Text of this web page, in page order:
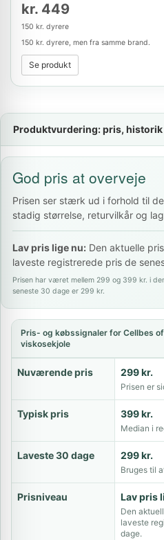
kr. 449
150 kr. dyrere
150 kr. dyrere, men fra samme brand.
Se produkt
Produktvurdering: pris,
God pris at overveje
Prisen ser stærk ud i forhold til
stadig størrelse, returvilkår og
Lav pris lige nu: Den aktuelle
laveste registrerede pris de
Prisen har været mellem 299 og 399 kr. i
seneste 30 dage er 299 kr.
Pris- og købssignaler for Cellbes
viskosekjole
Nuværende pris 299 kr.
Prisen er
Typisk pris 399 kr.
Median i
Laveste 30 dage 299 kr.
Bruges til
Prisniveau Lav pris
Den
laveste
dage.